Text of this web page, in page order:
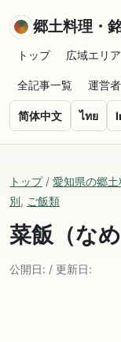
郷土料理・
トップ 広域エリア
全記事一覧 運営
简体中文 ไทย
トップ/ 愛知県の郷土
別, ご飯類
菜飯（なめ
公開日: / 更新日: